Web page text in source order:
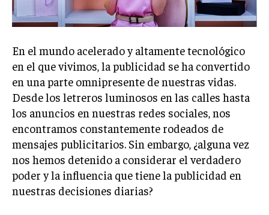
Your Profile
En el mundo acelerado y altamente tecnológico
en el que vivimos, la publicidad se ha convertido
en una parte omnipresente de nuestras vidas.
Desde los letreros luminosos en las calles hasta
los anuncios en nuestras redes sociales, nos
encontramos constantemente rodeados de
mensajes publicitarios. Sin embargo, ¿alguna vez
nos hemos detenido a considerar el verdadero
poder y la influencia que tiene la publicidad en
nuestras decisiones diarias?